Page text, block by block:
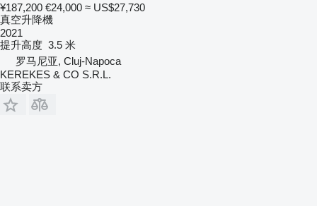
¥187,200 €24,000 ≈ US$27,730
真空升降機
2021
提升高度 3.5 米
罗马尼亚, Cluj-Napoca
KEREKES & CO S.R.L.
联系卖方